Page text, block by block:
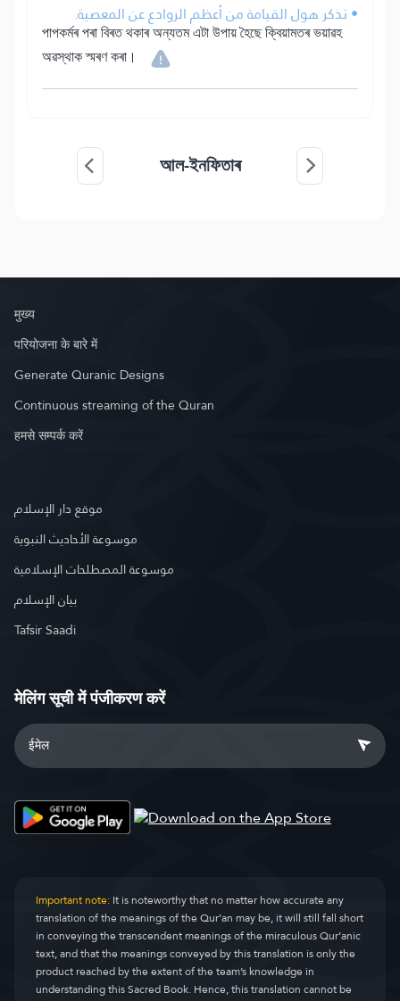
• تذكر هول القيامة من أعظم الروادع عن المعصية.
পাপকৰ্মৰ পৰা বিৰত থকাৰ অন্যতম এটা উপায় হৈছে ক্বিয়ামতৰ ভয়াৱহ
অৱস্থাক স্মৰণ কৰা।
আল-ইনফিতাৰ
मुख्य
परियोजना के बारे में
Generate Quranic Designs
Continuous streaming of the Quran
हमसे सम्पर्क करें
موقع دار الإسلام
موسوعة الأحاديث النبوية
موسوعة المصطلحات الإسلامية
بيان الإسلام
Tafsir Saadi
मेलिंग सूची में पंजीकरण करें
Important note:It is noteworthy that no matter how accurate any
translation of the meanings of the Qur’an may be, it will still fall short
in conveying the transcendent meanings of the miraculous Qur’anic
text, and that the meanings conveyed by this translation is only the
product reached by the extent of the team’s knowledge in
understanding this Sacred Book. Hence, this translation cannot be